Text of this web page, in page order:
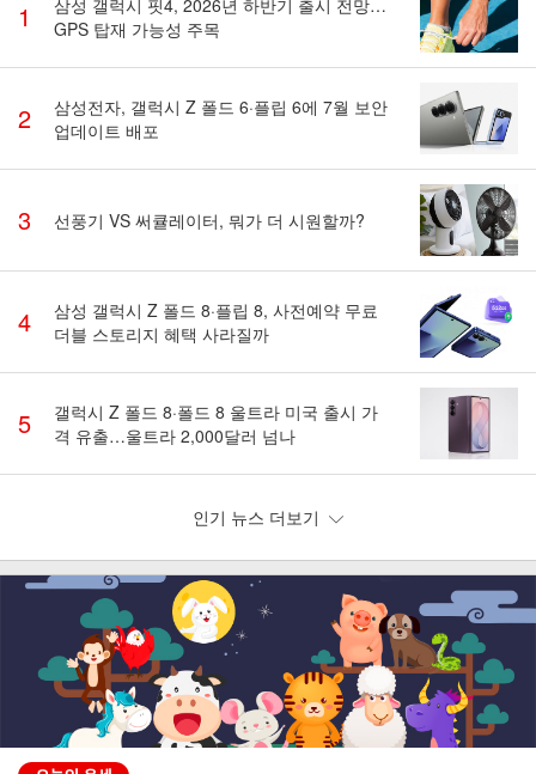
1
GPS 탑재 가능성 주목
2
삼성전자, 갤럭시 Z 폴드 6·플립 6에 7월 보안
업데이트 배포
3 선풍기 VS 써큘레이터, 뭐가 더 시원할까?
4
삼성 갤럭시 Z 폴드 8·플립 8, 사전예약 무료
더블 스토리지 혜택 사라질까
5
갤럭시 Z 폴드 8·폴드 8 울트라 미국 출시 가
격 유출…울트라 2,000달러 넘나
인기 뉴스 더보기